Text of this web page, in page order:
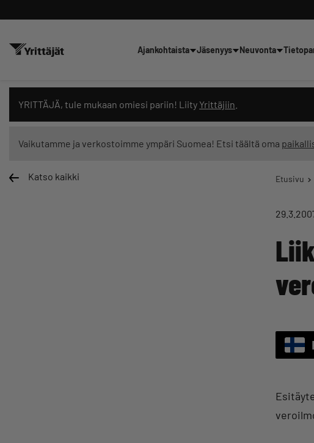
Ajankohtaista Jäsenyys Neuvonta
YRITTÄJÄ, tule mukaan omiesi pariin! Liity Yrittäjiin
Vaikutamme ja verkostoimme ympäri Suomea! Etsi täältä oma
Katso kaikki Etusivu
Hae sivustolta tai kysy suoraan